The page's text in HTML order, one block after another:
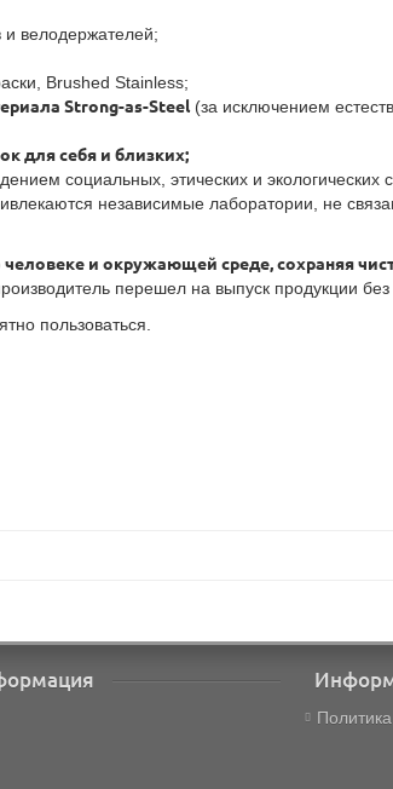
и велодержателей;
Brushed Stainless;
Strong-as-Steel(за исключением
для себя и близких;
социальных, этических и
независимые лаборатории, не
и окружающей среде, сохраняя
перешел на выпуск продукции
пользоваться.